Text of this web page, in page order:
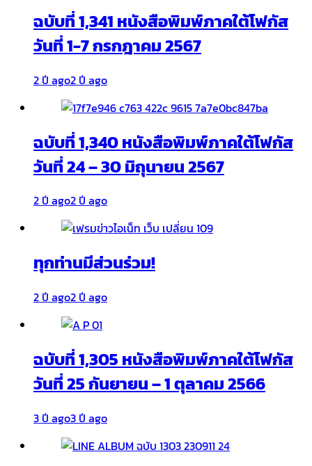
ฉบับที่ 1,341 หนังสือพิมพ์ภาคใต้โฟกัส
วันที่ 1-7 กรกฎาคม 2567
2 ปี ago2 ปี ago
ฉบับที่ 1,340 หนังสือพิมพ์ภาคใต้โฟกัส
วันที่ 24 – 30 มิถุนายน 2567
2 ปี ago2 ปี ago
ทุกท่านมีส่วนร่วม!
2 ปี ago2 ปี ago
ฉบับที่ 1,305 หนังสือพิมพ์ภาคใต้โฟกัส
วันที่ 25 กันยายน – 1 ตุลาคม 2566
3 ปี ago3 ปี ago